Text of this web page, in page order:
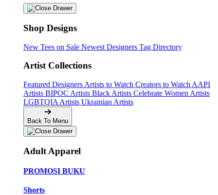
Shop Designs
New Tees on Sale Newest Designers Tag Directory
Artist Collections
Featured Designers Artists to Watch Creators to Watch AAPI
Artists BIPOC Artists Black Artists Celebrate Women Artists
LGBTQIA Artists Ukrainian Artists
Back To Menu
Adult Apparel
PROMOSI BUKU
Shorts